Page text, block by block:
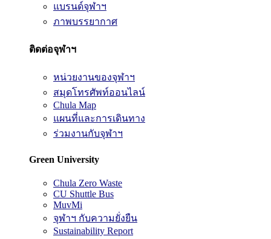
แบรนด์จุฬาฯ
ภาพบรรยากาศ
ติดต่อจุฬาฯ
หน่วยงานของจุฬาฯ
สมุดโทรศัพท์ออนไลน์
Chula Map
แผนที่และการเดินทาง
ร่วมงานกับจุฬาฯ
Green University
Chula Zero Waste
CU Shuttle Bus
MuvMi
จุฬาฯ กับความยั่งยืน
Sustainability Report